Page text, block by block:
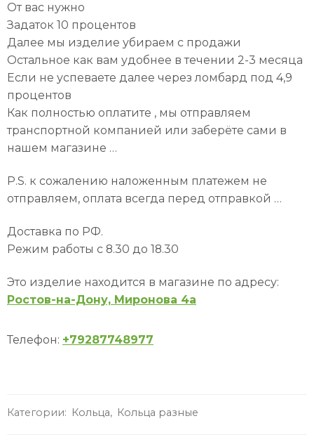
От вас нужно
Задаток 10 процентов
Далее мы изделие убираем с продажи
Остальное как вам удобнее в течении 2-3 месяца
Если не успеваете далее через ломбард под 4,9
процентов
Как полностью оплатите , мы отправляем
транспортной компанией или заберёте сами в
нашем магазине …
P.S. к сожалению наложенным платежем не
отправляем, оплата всегда перед отправкой …
Доставка по РФ.
Режим работы с 8.30 до 18.30
Это изделие находится в магазине по адресу:
Ростов-на-Дону, Миронова 4а
Телефон: +79287748977
Категории: Кольца, Кольца разные